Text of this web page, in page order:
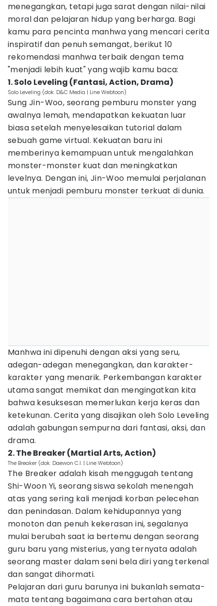
menegangkan, tetapi juga sarat dengan nilai-nilai
moral dan pelajaran hidup yang berharga. Bagi
kamu para pencinta manhwa yang mencari cerita
inspiratif dan penuh semangat, berikut 10
rekomendasi manhwa terbaik dengan tema
"menjadi lebih kuat" yang wajib kamu baca:
1. Solo Leveling (Fantasi, Action, Drama)
Solo Leveling (dok. D&C Media | Line Webtoon)
Sung Jin-Woo, seorang pemburu monster yang
awalnya lemah, mendapatkan kekuatan luar
biasa setelah menyelesaikan tutorial dalam
sebuah game virtual. Kekuatan baru ini
memberinya kemampuan untuk mengalahkan
monster-monster kuat dan meningkatkan
levelnya. Dengan ini, Jin-Woo memulai perjalanan
untuk menjadi pemburu monster terkuat di dunia.
Manhwa ini dipenuhi dengan aksi yang seru,
adegan-adegan menegangkan, dan karakter-
karakter yang menarik. Perkembangan karakter
utama sangat memikat dan mengingatkan kita
bahwa kesuksesan memerlukan kerja keras dan
ketekunan. Cerita yang disajikan oleh Solo Leveling
adalah gabungan sempurna dari fantasi, aksi, dan
drama.
2. The Breaker (Martial Arts, Action)
The Breaker (dok. Daewon C.I. | Line Webtoon)
The Breaker adalah kisah menggugah tentang
Shi-Woon Yi, seorang siswa sekolah menengah
atas yang sering kali menjadi korban pelecehan
dan penindasan. Dalam kehidupannya yang
monoton dan penuh kekerasan ini, segalanya
mulai berubah saat ia bertemu dengan seorang
guru baru yang misterius, yang ternyata adalah
seorang master dalam seni bela diri yang terkenal
dan sangat dihormati.
Pelajaran dari guru barunya ini bukanlah semata-
mata tentang bagaimana cara bertahan atau